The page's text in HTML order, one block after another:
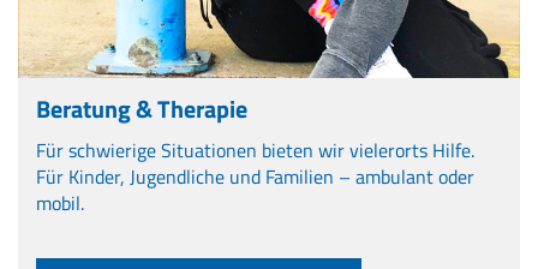
Beratung & Therapie
Für schwierige Situationen bieten wir vielerorts Hilfe.
Für Kinder, Jugendliche und Familien – ambulant oder
mobil.